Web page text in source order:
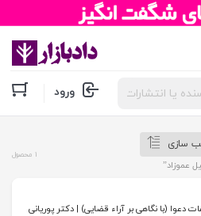
ورود
سازی
عموزاد”
1 محصول
دعوا (با نگاهی بر آراء قضایی) | دکتر پوریانی